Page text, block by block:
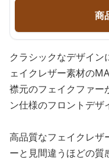
商
クラシックなデザイン
ェイクレザー素材の
襟元のフェイクファー
ン仕様のフロントデザ
高品質なフェイクレザ
ーと見間違うほどの質